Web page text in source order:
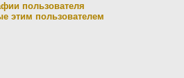
пользователя
этим пользователем